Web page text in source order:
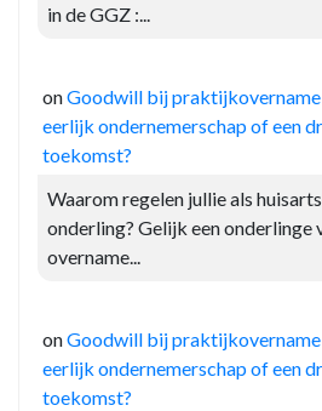
in de GGZ :...
onGoodwill bij
eerlijk ondernemerschap of een
toekomst?
Waarom regelen jullie als
onderling? Gelijk een onderlinge
overname...
onGoodwill bij
eerlijk ondernemerschap of een
toekomst?